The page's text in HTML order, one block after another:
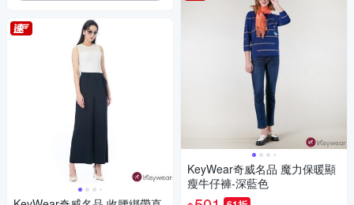
KeyWear奇威名品 魔力保暖顯
瘦牛仔褲-深藍色